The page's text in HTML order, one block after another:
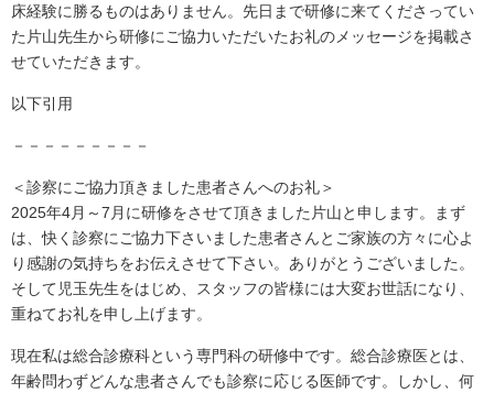
床経験に勝るものはありません。先日まで研修に来てくださってい
た片山先生から研修にご協力いただいたお礼のメッセージを掲載さ
せていただきます。
以下引用
－－－－－－－－－
＜診察にご協力頂きました患者さんへのお礼＞
2025年4月～7月に研修をさせて頂きました片山と申します。まず
は、快く診察にご協力下さいました患者さんとご家族の方々に心よ
り感謝の気持ちをお伝えさせて下さい。ありがとうございました。
そして児玉先生をはじめ、スタッフの皆様には大変お世話になり、
重ねてお礼を申し上げます。
現在私は総合診療科という専門科の研修中です。総合診療医とは、
年齢問わずどんな患者さんでも診察に応じる医師です。しかし、何